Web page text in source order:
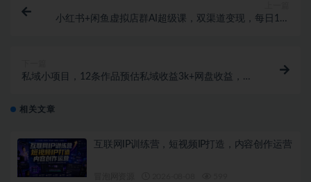
小红书+闲鱼虚拟店群AI超级课，双渠道变现，每日1小
私域小项目，12条作品预估私域收益3k+网盘收益，详
相关文章
互联网IP训练营，短视频IP打造，内容创作运营